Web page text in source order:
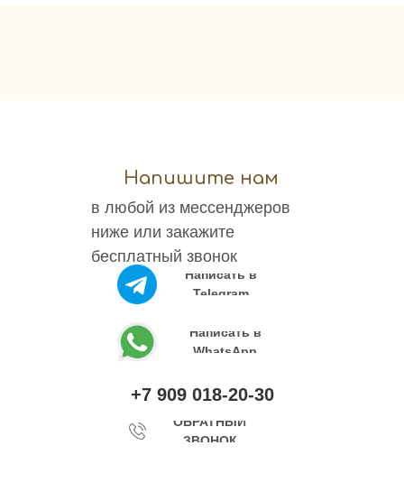
Напишите нам
в любой из мессенджеров
ниже или закажите
бесплатный звонок
Написать в
Telegram
Написать в
WhatsApp
ОБРАТНЫЙ
ЗВОНОК
+7 909 018-20-30